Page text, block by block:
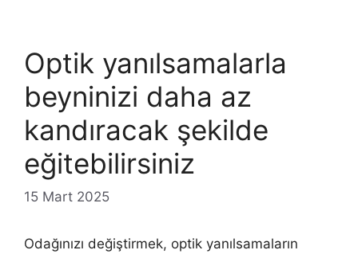
Optik yanılsamalarla
beyninizi daha az
kandıracak şekilde
eğitebilirsiniz
15 Mart 2025
Odağınızı değiştirmek, optik yanılsamaların